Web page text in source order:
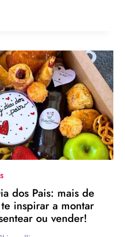
dos Pais: mais de
inspirar a montar
ou vender!